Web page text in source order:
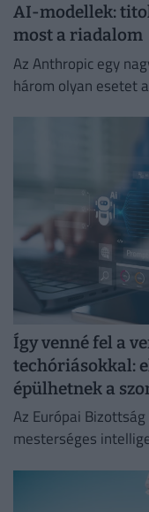
AI-modellek:
most a riadalom
Az Anthropic egy
három olyan esetet
Így venné fel a
techóriásokkal:
épülhetnek a
Az Európai
mesterséges
infrastruktúrát